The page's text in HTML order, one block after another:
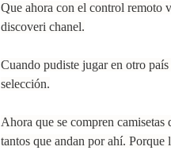
Que ahora con el control remoto
discoveri chanel.
Cuando pudiste jugar en otro
selección.
Ahora que se compren camisetas
tantos que andan por ahí. Porque